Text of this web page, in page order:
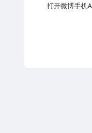
打开微博手机